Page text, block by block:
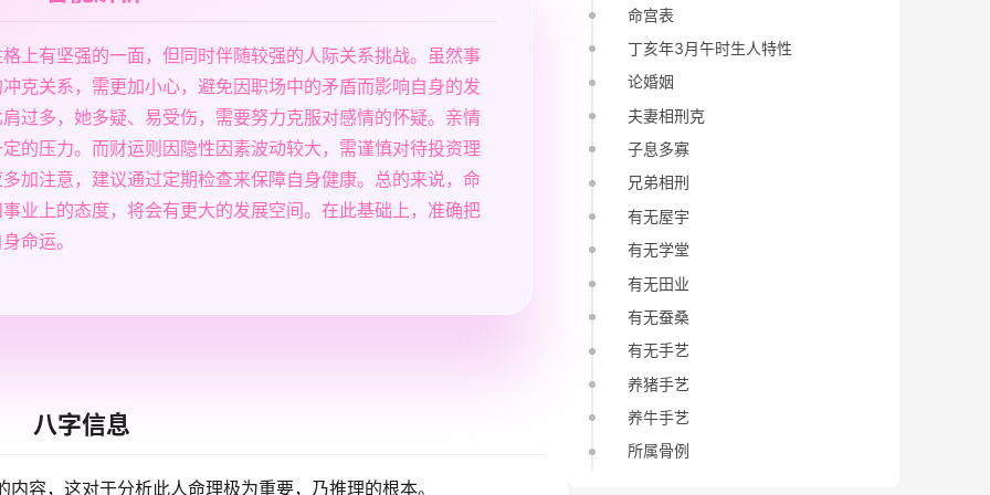
上有坚强的一面，但同时伴随较强的人际关系挑战。虽然事
克关系，需更加小心，避免因职场中的矛盾而影响自身的发
过多，她多疑、易受伤，需要努力克服对感情的怀疑。亲情
的压力。而财运则因隐性因素波动较大，需谨慎对待投资理
加注意，建议通过定期检查来保障自身健康。总的来说，命
业上的态度，将会有更大的发展空间。在此基础上，准确把
命运。
八字信息
容，这对于分析此人命理极为重要，乃推理的根本。
命宫表
丁亥年3月午时生人特性
论婚姻
夫妻相刑克
子息多寡
兄弟相刑
有无屋宇
有无学堂
有无田业
有无蚕桑
有无手艺
养猪手艺
养牛手艺
所属骨例